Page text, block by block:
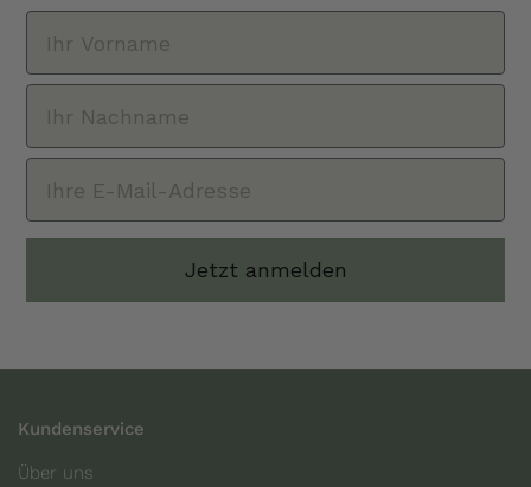
Jetzt anmelden
Kundenservice
Über uns